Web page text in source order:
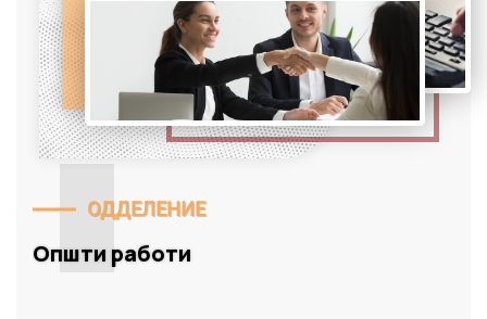
ОДДЕЛЕНИЕ
Општи работи